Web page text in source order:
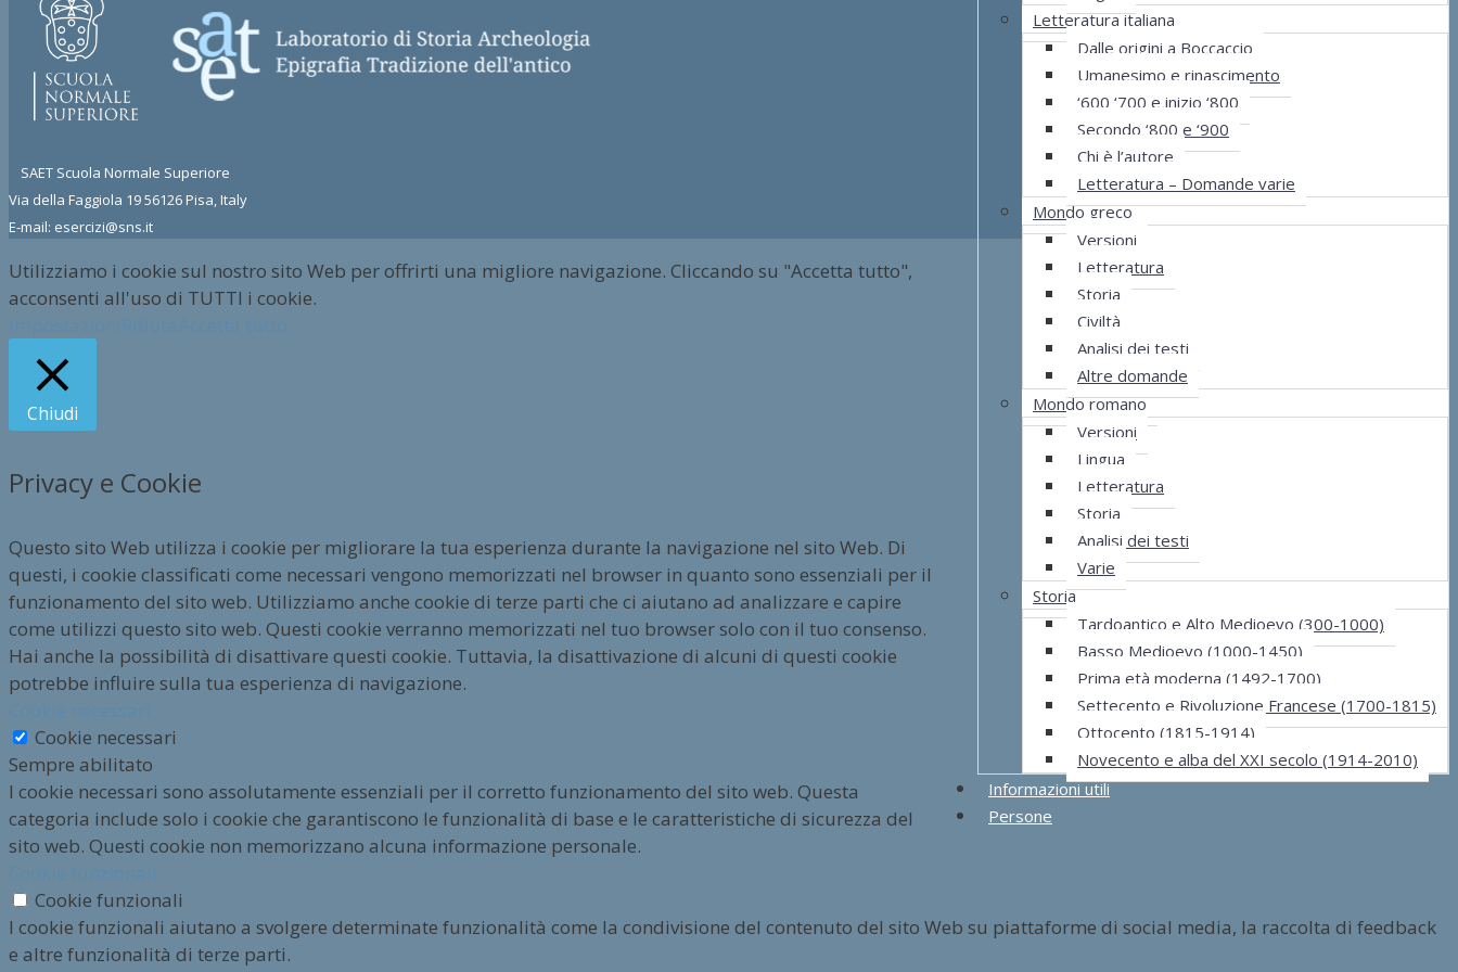
Letteratura italiana
Dalle origini a Boccaccio
Umanesimo e rinascimento
‘600 ‘700 e inizio ‘800
Secondo ‘800 e ‘900
Chi è l’autore
Letteratura – Domande varie
Mondo greco
Versioni
Letteratura
Storia
Civiltà
Analisi dei testi
Altre domande
Mondo romano
Versioni
Lingua
Letteratura
Storia
Analisi dei testi
Varie
Storia
Tardoantico e Alto Medioevo (300-1000)
Basso Medioevo (1000-1450)
Prima età moderna (1492-1700)
Settecento e Rivoluzione Francese (1700-1815)
Ottocento (1815-1914)
Novecento e alba del XXI secolo (1914-2010)
Informazioni utili
Persone
SAET Scuola Normale Superiore
Via della Faggiola 19 56126 Pisa, Italy
E-mail: esercizi@sns.it
Utilizziamo i cookie sul nostro sito Web per offrirti una migliore navigazione. Cliccando su "Accetta tutto",
acconsenti all'uso di TUTTI i cookie.
Chiudi
Privacy e Cookie
Questo sito Web utilizza i cookie per migliorare la tua esperienza durante la navigazione nel sito Web. Di
questi, i cookie classificati come necessari vengono memorizzati nel browser in quanto sono essenziali per il
funzionamento del sito web. Utilizziamo anche cookie di terze parti che ci aiutano ad analizzare e capire
come utilizzi questo sito web. Questi cookie verranno memorizzati nel tuo browser solo con il tuo consenso.
Hai anche la possibilità di disattivare questi cookie. Tuttavia, la disattivazione di alcuni di questi cookie
potrebbe influire sulla tua esperienza di navigazione.
Cookie necessari
Sempre abilitato
I cookie necessari sono assolutamente essenziali per il corretto funzionamento del sito web. Questa
categoria include solo i cookie che garantiscono le funzionalità di base e le caratteristiche di sicurezza del
sito web. Questi cookie non memorizzano alcuna informazione personale.
Cookie funzionali
I cookie funzionali aiutano a svolgere determinate funzionalità come la condivisione del contenuto del sito Web su piattaforme di social media, la raccolta di feedback
e altre funzionalità di terze parti.